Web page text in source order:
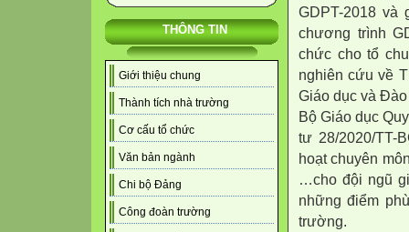
THÔNG TIN
Giới thiệu chung
Thành tích nhà trường
Cơ cấu tổ chức
Văn bản ngành
Chi bộ Đảng
Công đoàn trường
GDPT-2018 và
chương trình
chức cho tổ
nghiên cứu về
Giáo dục và
Bộ Giáo dục
tư 28/2020/TT-
hoạt chuyên
…cho đội ngũ
những điểm
trường.